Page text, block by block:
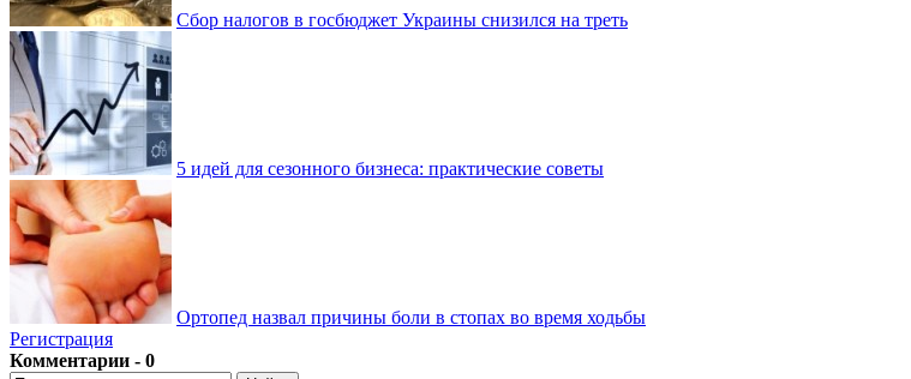
Сбор налогов в госбюджет Украины снизился на треть
5 идей для сезонного бизнеса: практические советы
Ортопед назвал причины боли в стопах во время ходьбы
Регистрация
Комментарии - 0